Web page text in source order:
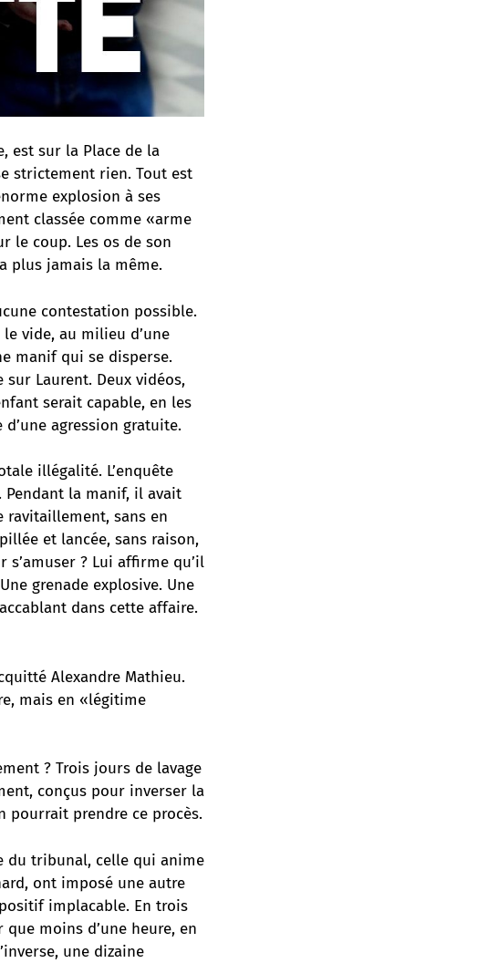
est sur la Place de la
strictement rien. Tout est
explosion à ses
classée comme «arme
le coup. Les os de son
plus jamais la même.
contestation possible.
vide, au milieu d’une
manif qui se disperse.
sur Laurent. Deux vidéos,
serait capable, en les
agression gratuite.
illégalité. L’enquête
Pendant la manif, il avait
ravitaillement, sans en
et lancée, sans raison,
s’amuser ? Lui affirme qu’il
grenade explosive. Une
dans cette affaire.
Alexandre Mathieu.
mais en «légitime
? Trois jours de lavage
conçus pour inverser la
pourrait prendre ce procès.
du tribunal, celle qui anime
ont imposé une autre
implacable. En trois
moins d’une heure, en
une dizaine